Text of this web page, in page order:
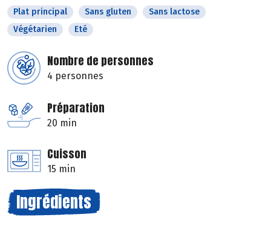
Plat principal Sans gluten
Sans lactose
Végétarien
Eté
Nombre de personnes
4 personnes
Préparation
20 min
Cuisson
15 min
Ingrédients